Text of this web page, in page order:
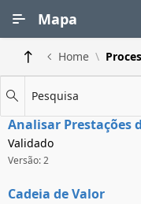
Mapa
Home
Pesquisa
Analisar Prestações
Validado
Versão: 2
Cadeia de Valor